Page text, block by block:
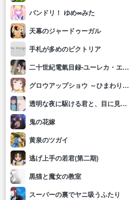
バンドリ！ ゆめ∞みた
天幕のジャードゥーガル
手札が多めのビクトリア
二十世紀電氣目録-ユーレカ・エヴリカ-
グロウアップショウ ～ひまわりのサーカス団～
透明な夜に駆ける君と、目に見えない恋をした。
鬼の花嫁
黄泉のツガイ
逃げ上手の若君(第二期)
黒猫と魔女の教室
スーパーの裏でヤニ吸うふたり